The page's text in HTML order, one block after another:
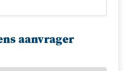
aanvrager